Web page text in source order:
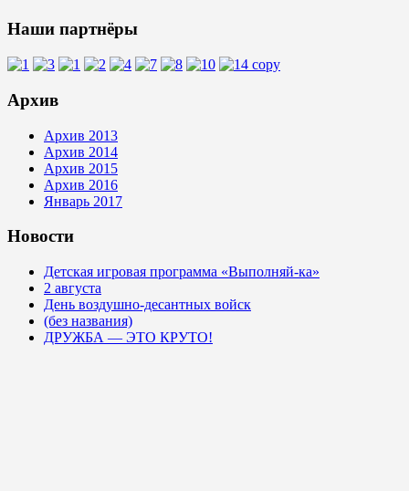
Наши партнёры
Архив
Архив 2013
Архив 2014
Архив 2015
Архив 2016
Январь 2017
Новости
Детская игровая программа «Выполняй-ка»
2 августа
День воздушно-десантных войск
(без названия)
ДРУЖБА — ЭТО КРУТО!